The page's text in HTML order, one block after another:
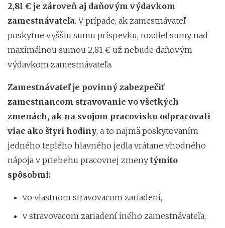
2,81 € je zároveň aj daňovým výdavkom
zamestnávateľa. V prípade, ak zamestnávateľ
poskytne vyššiu sumu príspevku, rozdiel sumy nad
maximálnou sumou 2,81 € už nebude daňovým
výdavkom zamestnávateľa.
Zamestnávateľ je povinný zabezpečiť
zamestnancom stravovanie vo všetkých
zmenách, ak na svojom pracovisku odpracovali
viac ako štyri hodiny, a to najmä poskytovaním
jedného teplého hlavného jedla vrátane vhodného
nápoja v priebehu pracovnej zmeny týmito
spôsobmi:
vo vlastnom stravovacom zariadení,
v stravovacom zariadení iného zamestnávateľa,